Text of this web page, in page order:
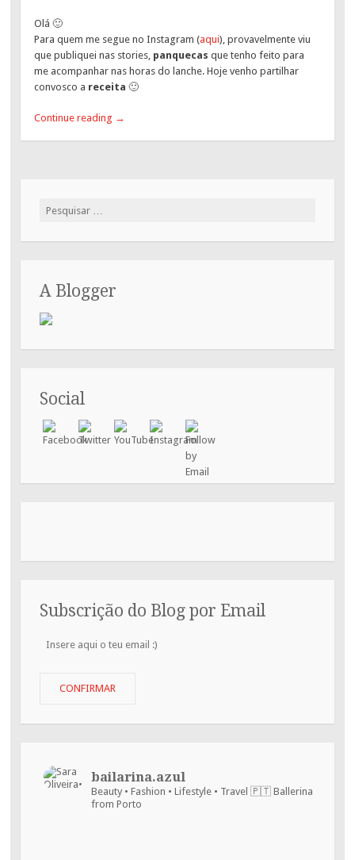
Olá 🙂
Para quem me segue no Instagram (aqui), provavelmente viu
que publiquei nas stories, panquecas que tenho feito para
me acompanhar nas horas do lanche. Hoje venho partilhar
convosco a receita 🙂
Continue reading →
Pesquisar
A Blogger
Social
Subscrição do Blog por Email
Insere
CONFIRMAR
bailarina.azul
Beauty • Fashion • Lifestyle • Travel 🇵🇹 Ballerina
from Porto